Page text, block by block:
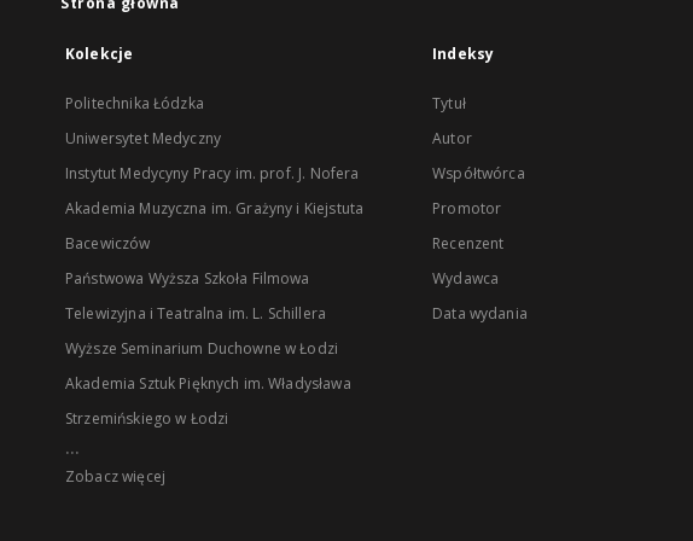
Kolekcje
Politechnika Łódzka
Uniwersytet Medyczny
Instytut Medycyny Pracy im. prof. J. Nofera
Akademia Muzyczna im. Grażyny i Kiejstuta
Bacewiczów
Państwowa Wyższa Szkoła Filmowa
Telewizyjna i Teatralna im. L. Schillera
Wyższe Seminarium Duchowne w Łodzi
Akademia Sztuk Pięknych im. Władysława
Strzemińskiego w Łodzi
...
Zobacz więcej
Indeksy
Tytuł
Autor
Współtwórca
Promotor
Recenzent
Wydawca
Data wydania